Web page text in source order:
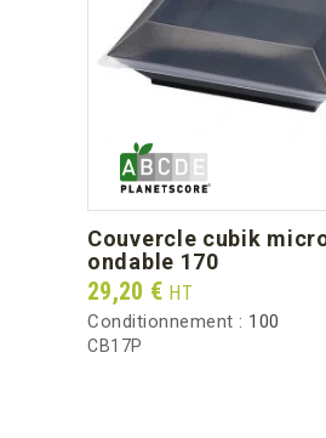
couvercle cubik micro-
ondable 170
Prix
29,20 € HT
Conditionnement : 100
CB17P